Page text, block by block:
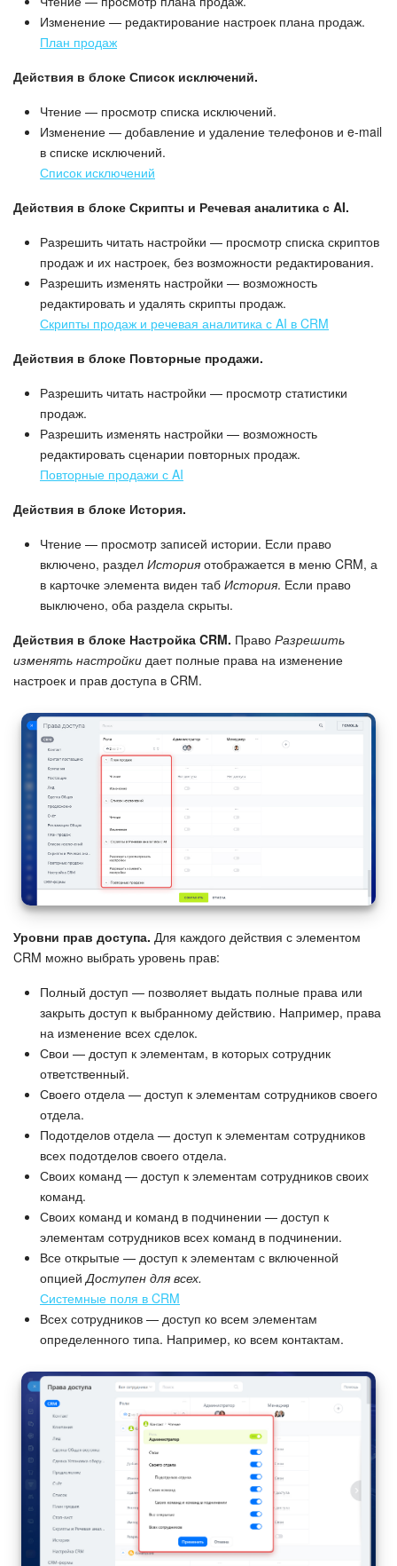
Изменение — редактирование настроек плана продаж.
План продаж
Действия в блоке Список исключений.
Чтение — просмотр списка исключений.
Изменение — добавление и удаление телефонов и e-mail
в списке исключений.
Список исключений
Действия в блоке Скрипты и Речевая аналитика с AI.
Разрешить читать настройки — просмотр списка скриптов
продаж и их настроек, без возможности редактирования.
Разрешить изменять настройки — возможность
редактировать и удалять скрипты продаж.
Скрипты продаж и речевая аналитика с AI в CRM
Действия в блоке Повторные продажи.
Разрешить читать настройки — просмотр статистики
продаж.
Разрешить изменять настройки — возможность
редактировать сценарии повторных продаж.
Повторные продажи с AI
Действия в блоке История.
Чтение — просмотр записей истории. Если право
включено, раздел История отображается в меню CRM, а
в карточке элемента виден таб История. Если право
выключено, оба раздела скрыты.
Действия в блоке Настройка CRM. Право Разрешить
изменять настройки дает полные права на изменение
настроек и прав доступа в CRM.
Уровни прав доступа. Для каждого действия с элементом
CRM можно выбрать уровень прав:
Полный доступ — позволяет выдать полные права или
закрыть доступ к выбранному действию. Например, права
на изменение всех сделок.
Свои — доступ к элементам, в которых сотрудник
ответственный.
Своего отдела — доступ к элементам сотрудников своего
отдела.
Подотделов отдела — доступ к элементам сотрудников
всех подотделов своего отдела.
Своих команд — доступ к элементам сотрудников своих
команд.
Своих команд и команд в подчинении — доступ к
элементам сотрудников всех команд в подчинении.
Все открытые — доступ к элементам с включенной
опцией Доступен для всех.
Системные поля в CRM
Всех сотрудников — доступ ко всем элементам
определенного типа. Например, ко всем контактам.